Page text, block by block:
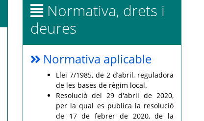
Normativa, drets i
deures
Normativa aplicable
Llei 7/1985, de 2 d’abril, reguladora
de les bases de règim local.
Resolució del 29 d'abril de 2020,
per la qual es publica la resolució
de 17 de febrer de 2020, de la